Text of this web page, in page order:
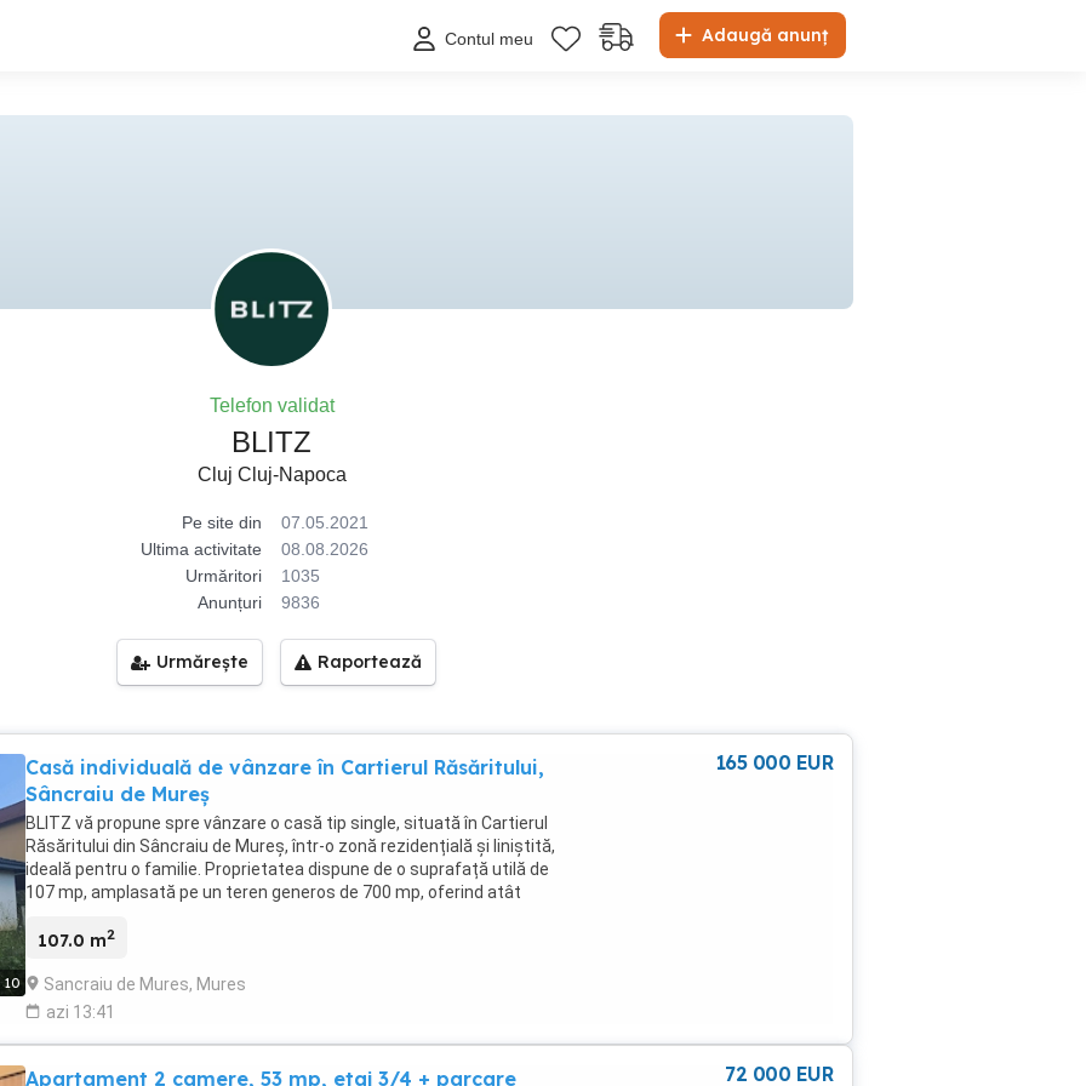
Adaugă anunț
Contul meu
Telefon validat
BLITZ
Cluj Cluj-Napoca
Pe site din
07.05.2021
Ultima activitate
08.08.2026
Urmăritori
1035
Anunțuri
9836
Urmărește Raportează
10
Casă individuală de vânzare în Cartierul Răsăritului,
Sâncraiu de Mureș
BLITZ vă propune spre vânzare o casă tip single, situată în Cartierul
Răsăritului din Sâncraiu de Mureș, într-o zonă rezidențială și liniștită,
ideală pentru o familie. Proprietatea dispune de o suprafață utilă de
107 mp, amplasată pe un teren generos de 700 mp, oferind atât
activități în aer liber. Casa este compartimentată astfel: - 3 dormitoare
Printre dotările și avantajele proprietății se numără încălzirea în
pardoseală, termoizolația exterioară și finisajele realizate astfel încât
spațioasă și confortabilă, într-o zonă apreciată din Sâncraiu de Mureș.
107.0 m2
Sancraiu de Mures, Mures
azi 13:41
165 000 EUR
Apartament 2 camere, 53 mp, etaj 3/4 + parcare
72 000 EUR